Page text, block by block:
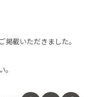
掲載いただきました。
。